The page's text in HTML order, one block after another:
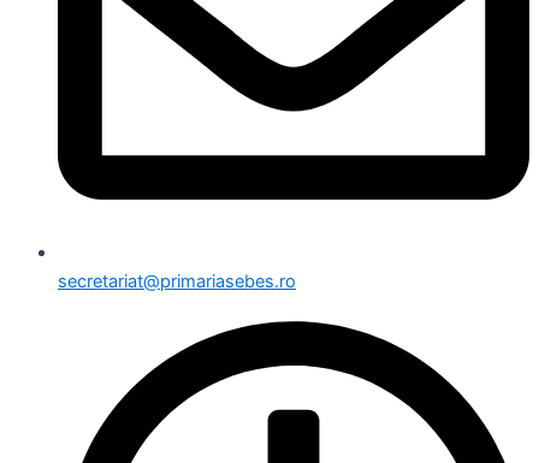
secretariat@primariasebes.ro